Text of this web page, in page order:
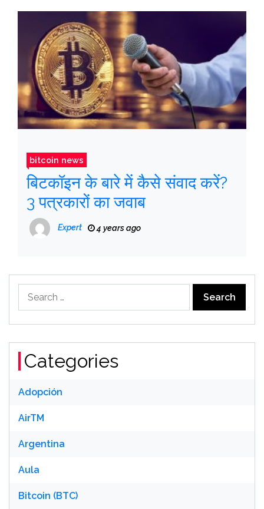
bitcoin news
बिटकॉइन के बारे में कैसे संवाद करें?
3 पत्रकारों का जवाब
Expert 4 years ago
for:
Categories
Adopción
AirTM
Argentina
Aula
Bitcoin (BTC)